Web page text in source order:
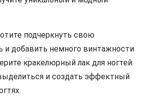
подчеркнуть свою
и добавить немного винтажности
кракелюрный лак для ногтей.
и создать эффектный